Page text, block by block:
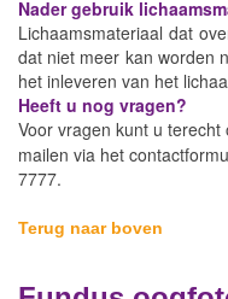
Nader gebruik
Lichaamsmateriaal dat
dat niet meer kan worden
het inleveren van het
Heeft u nog vragen?
Voor vragen kunt u
mailen via het
7777.
Terug naar boven